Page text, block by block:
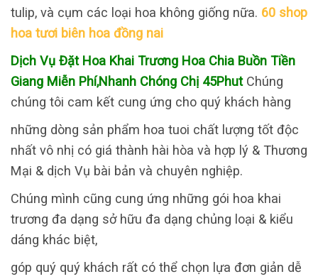
tulip, và cụm các loại hoa không giống nữa. 60 shop
hoa tươi biên hoa đồng nai
Dịch Vụ Đặt Hoa Khai Trương Hoa Chia Buồn Tiền
Giang Miễn Phí,Nhanh Chóng Chị 45Phut Chúng
chúng tôi cam kết cung ứng cho quý khách hàng
những dòng sản phẩm hoa tuoi chất lượng tốt độc
nhất vô nhị có giá thành hài hòa và hợp lý & Thương
Mại & dịch Vụ bài bản và chuyên nghiệp.
Chúng mình cũng cung ứng những gói hoa khai
trương đa dạng sở hữu đa dạng chủng loại & kiểu
dáng khác biệt,
góp quý quý khách rất có thể chọn lựa đơn giản dễ